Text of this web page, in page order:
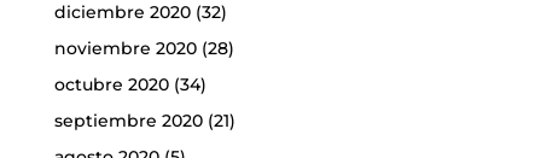
diciembre 2020(32)
noviembre 2020(28)
octubre 2020(34)
septiembre 2020(21)